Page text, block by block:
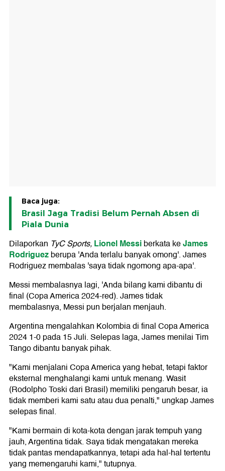
Baca juga:
Brasil Jaga Tradisi Belum Pernah Absen di
Piala Dunia
Dilaporkan TyC Sports,Lionel Messiberkata keJames
Rodriguezberupa 'Anda terlalu banyak omong'. James
Rodriguez membalas 'saya tidak ngomong apa-apa'.
Messi membalasnya lagi, 'Anda bilang kami dibantu di
final (Copa America 2024-red). James tidak
membalasnya, Messi pun berjalan menjauh.
Argentina mengalahkan Kolombia di final Copa America
2024 1-0 pada 15 Juli. Selepas laga, James menilai Tim
Tango dibantu banyak pihak.
"Kami menjalani Copa America yang hebat, tetapi faktor
eksternal menghalangi kami untuk menang. Wasit
(Rodolpho Toski dari Brasil) memiliki pengaruh besar, ia
tidak memberi kami satu atau dua penalti," ungkap James
selepas final.
"Kami bermain di kota-kota dengan jarak tempuh yang
jauh, Argentina tidak. Saya tidak mengatakan mereka
tidak pantas mendapatkannya, tetapi ada hal-hal tertentu
yang memengaruhi kami," tutupnya.